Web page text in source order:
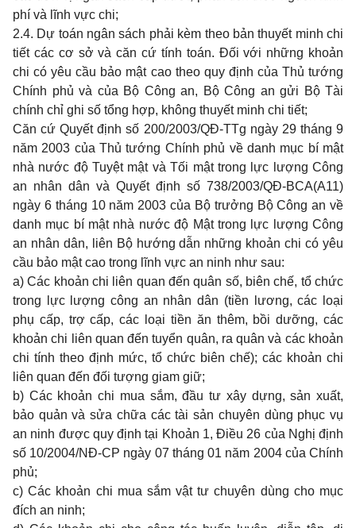
phí và lĩnh vực chi;
2.4. Dự toán ngân sách phải kèm theo bản thuyết minh chi
tiết các cơ sở và căn cứ tính toán. Đối với những khoản
chi có yêu cầu bảo mật cao theo quy định của Thủ tướng
Chính phủ và của Bộ Công an, Bộ Công an gửi Bộ Tài
chính chỉ ghi số tổng hợp, không thuyết minh chi tiết;
Căn cứ Quyết định số 200/2003/QĐ-TTg ngày 29 tháng 9
năm 2003 của Thủ tướng Chính phủ về danh mục bí mật
nhà nước độ Tuyệt mật và Tối mật trong lực lượng Công
an nhân dân và Quyết định số 738/2003/QĐ-BCA(A11)
ngày 6 tháng 10 năm 2003 của Bộ trưởng Bộ Công an về
danh mục bí mật nhà nước độ Mật trong lực lượng Công
an nhân dân, liên Bộ hướng dẫn những khoản chi có yêu
cầu bảo mật cao trong lĩnh vực an ninh như sau:
a) Các khoản chi liên quan đến quân số, biên chế, tổ chức
trong lực lượng công an nhân dân (tiền lương, các loại
phụ cấp, trợ cấp, các loại tiền ăn thêm, bồi dưỡng, các
khoản chi liên quan đến tuyển quân, ra quân và các khoản
chi tính theo định mức, tổ chức biên chế); các khoản chi
liên quan đến đối tượng giam giữ;
b) Các khoản chi mua sắm, đầu tư xây dựng, sản xuất,
bảo quản và sửa chữa các tài sản chuyên dùng phục vụ
an ninh được quy định tại Khoản 1, Điều 26 của Nghị định
số 10/2004/NĐ-CP ngày 07 tháng 01 năm 2004 của Chính
phủ;
c) Các khoản chi mua sắm vật tư chuyên dùng cho mục
đích an ninh;